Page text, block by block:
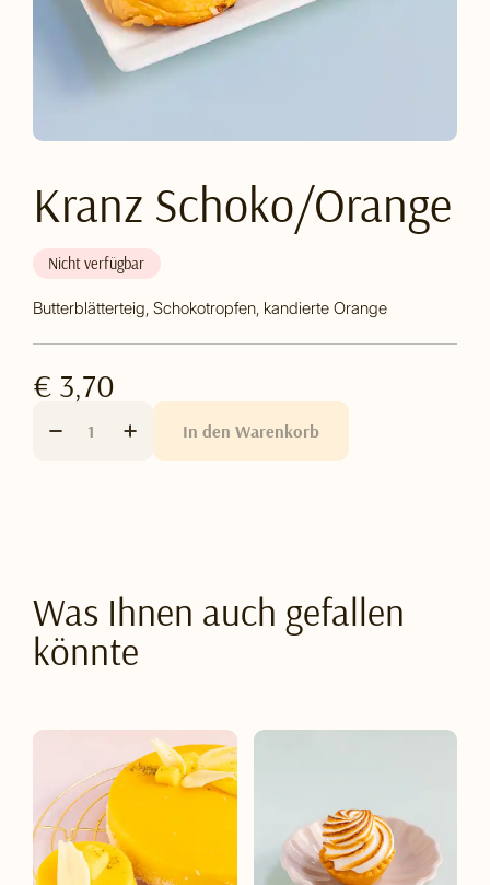
Kranz Schoko/Orange
Nicht verfügbar
Butterblätterteig, Schokotropfen, kandierte Orange
€ 3,70
In den Warenkorb
Was Ihnen auch gefallen
könnte